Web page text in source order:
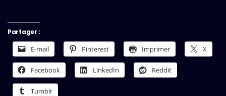
Partager :
E-mail Pinterest Imprimer X
Facebook LinkedIn Reddit
Tumblr